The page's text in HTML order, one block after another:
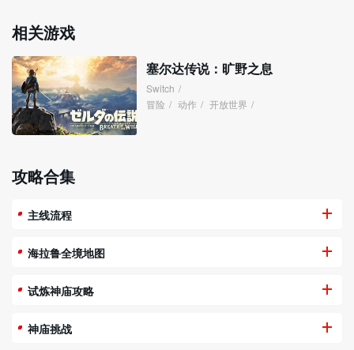
相关游戏
塞尔达传说：旷野之息
Switch /
冒险 / 动作 / 开放世界 /
攻略合集
主线流程
海拉鲁全境地图
试炼神庙攻略
神庙挑战